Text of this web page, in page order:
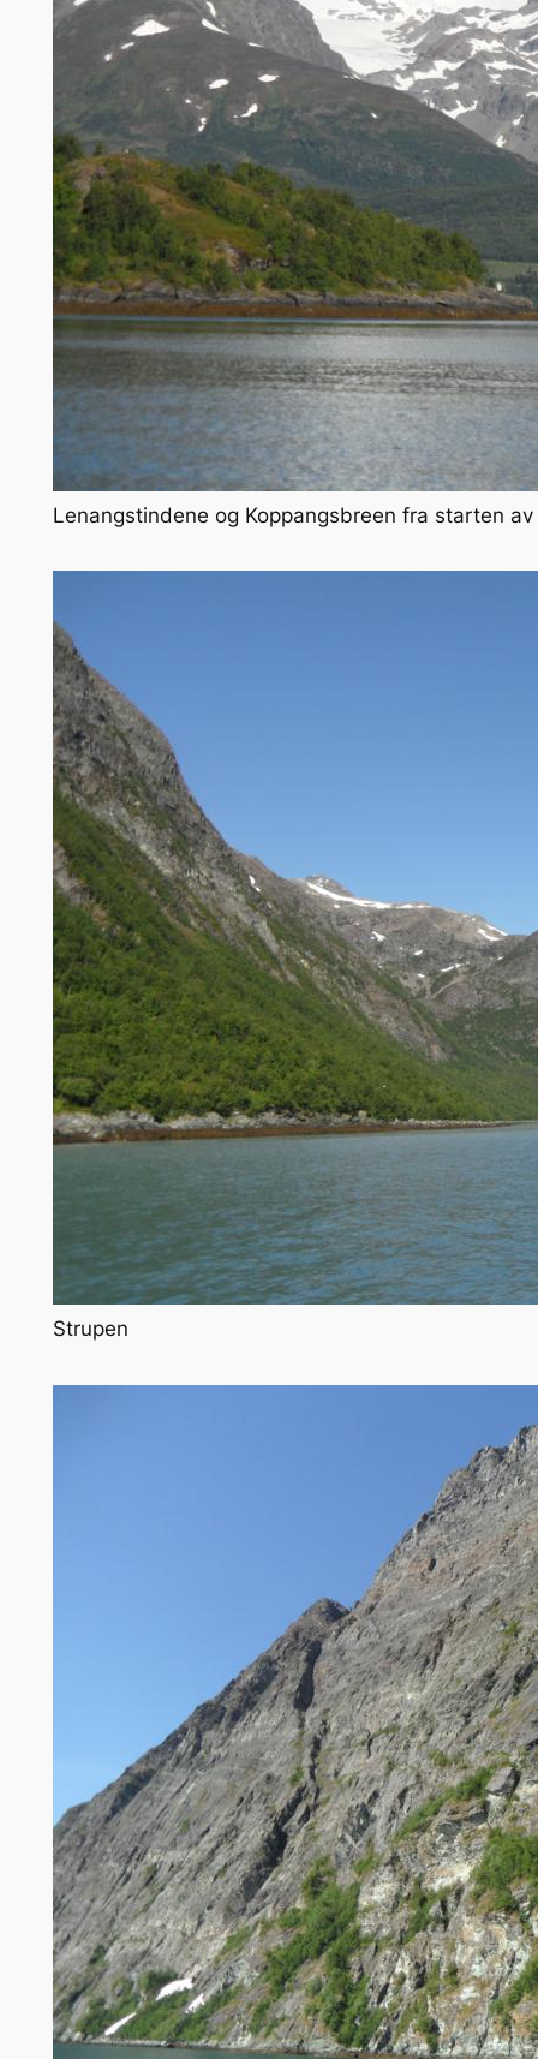
Lenangstindene og Koppangsbreen fra starten
Strupen